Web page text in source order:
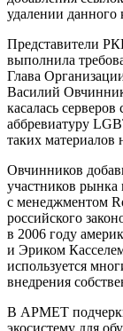
удалении данного
Представители
выполнила
Глава
Василий
касалась
аббревиатуру
таких материалов
Овчинников
участников рынка
с менеджментом
российского
в 2006 году
и Эриком
используется
внедрения
В АРМЕТ
экосистему для